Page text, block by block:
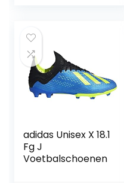
adidas Unisex X 18.1
Fg J
Voetbalschoenen